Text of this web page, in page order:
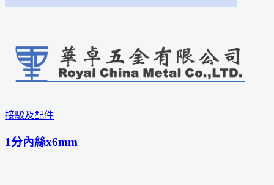
接駁及配件
1分內絲x6mm